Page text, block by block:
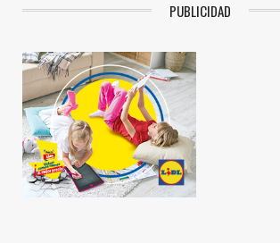
PUBLICIDAD